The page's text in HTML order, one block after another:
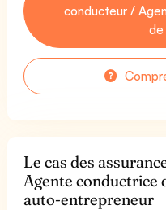
conducteur /
Le cas des
Agente conductrice
auto-entrepreneur